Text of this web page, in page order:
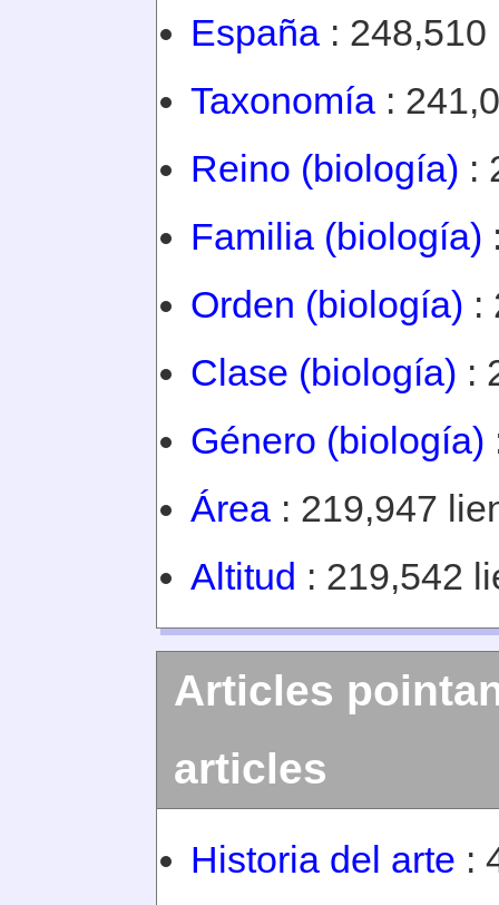
España : 248,510
Taxonomía :
Reino (biología) :
Familia (biología)
Orden (biología) :
Clase (biología) :
Género (biología)
Área : 219,947
Altitud : 219,542
Articles
articles
Historia del arte :